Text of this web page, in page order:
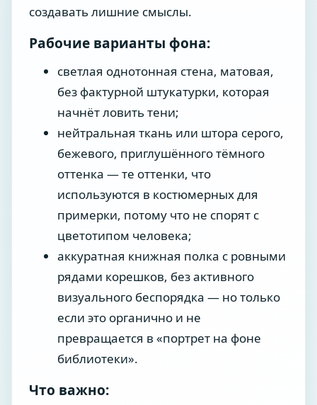
создавать лишние смыслы.
Рабочие варианты фона:
светлая однотонная стена, матовая,
без фактурной штукатурки, которая
начнёт ловить тени;
нейтральная ткань или штора серого,
бежевого, приглушённого тёмного
оттенка — те оттенки, что
используются в костюмерных для
примерки, потому что не спорят с
цветотипом человека;
аккуратная книжная полка с ровными
рядами корешков, без активного
визуального беспорядка — но только
если это органично и не
превращается в «портрет на фоне
библиотеки».
Что важно: